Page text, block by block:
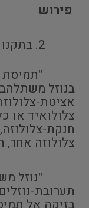
פירוש
"תמיסת
בנוזל
אציטת-
צלולואיד או
חנקת-
צלולוזה
"נוזל
תערובת-